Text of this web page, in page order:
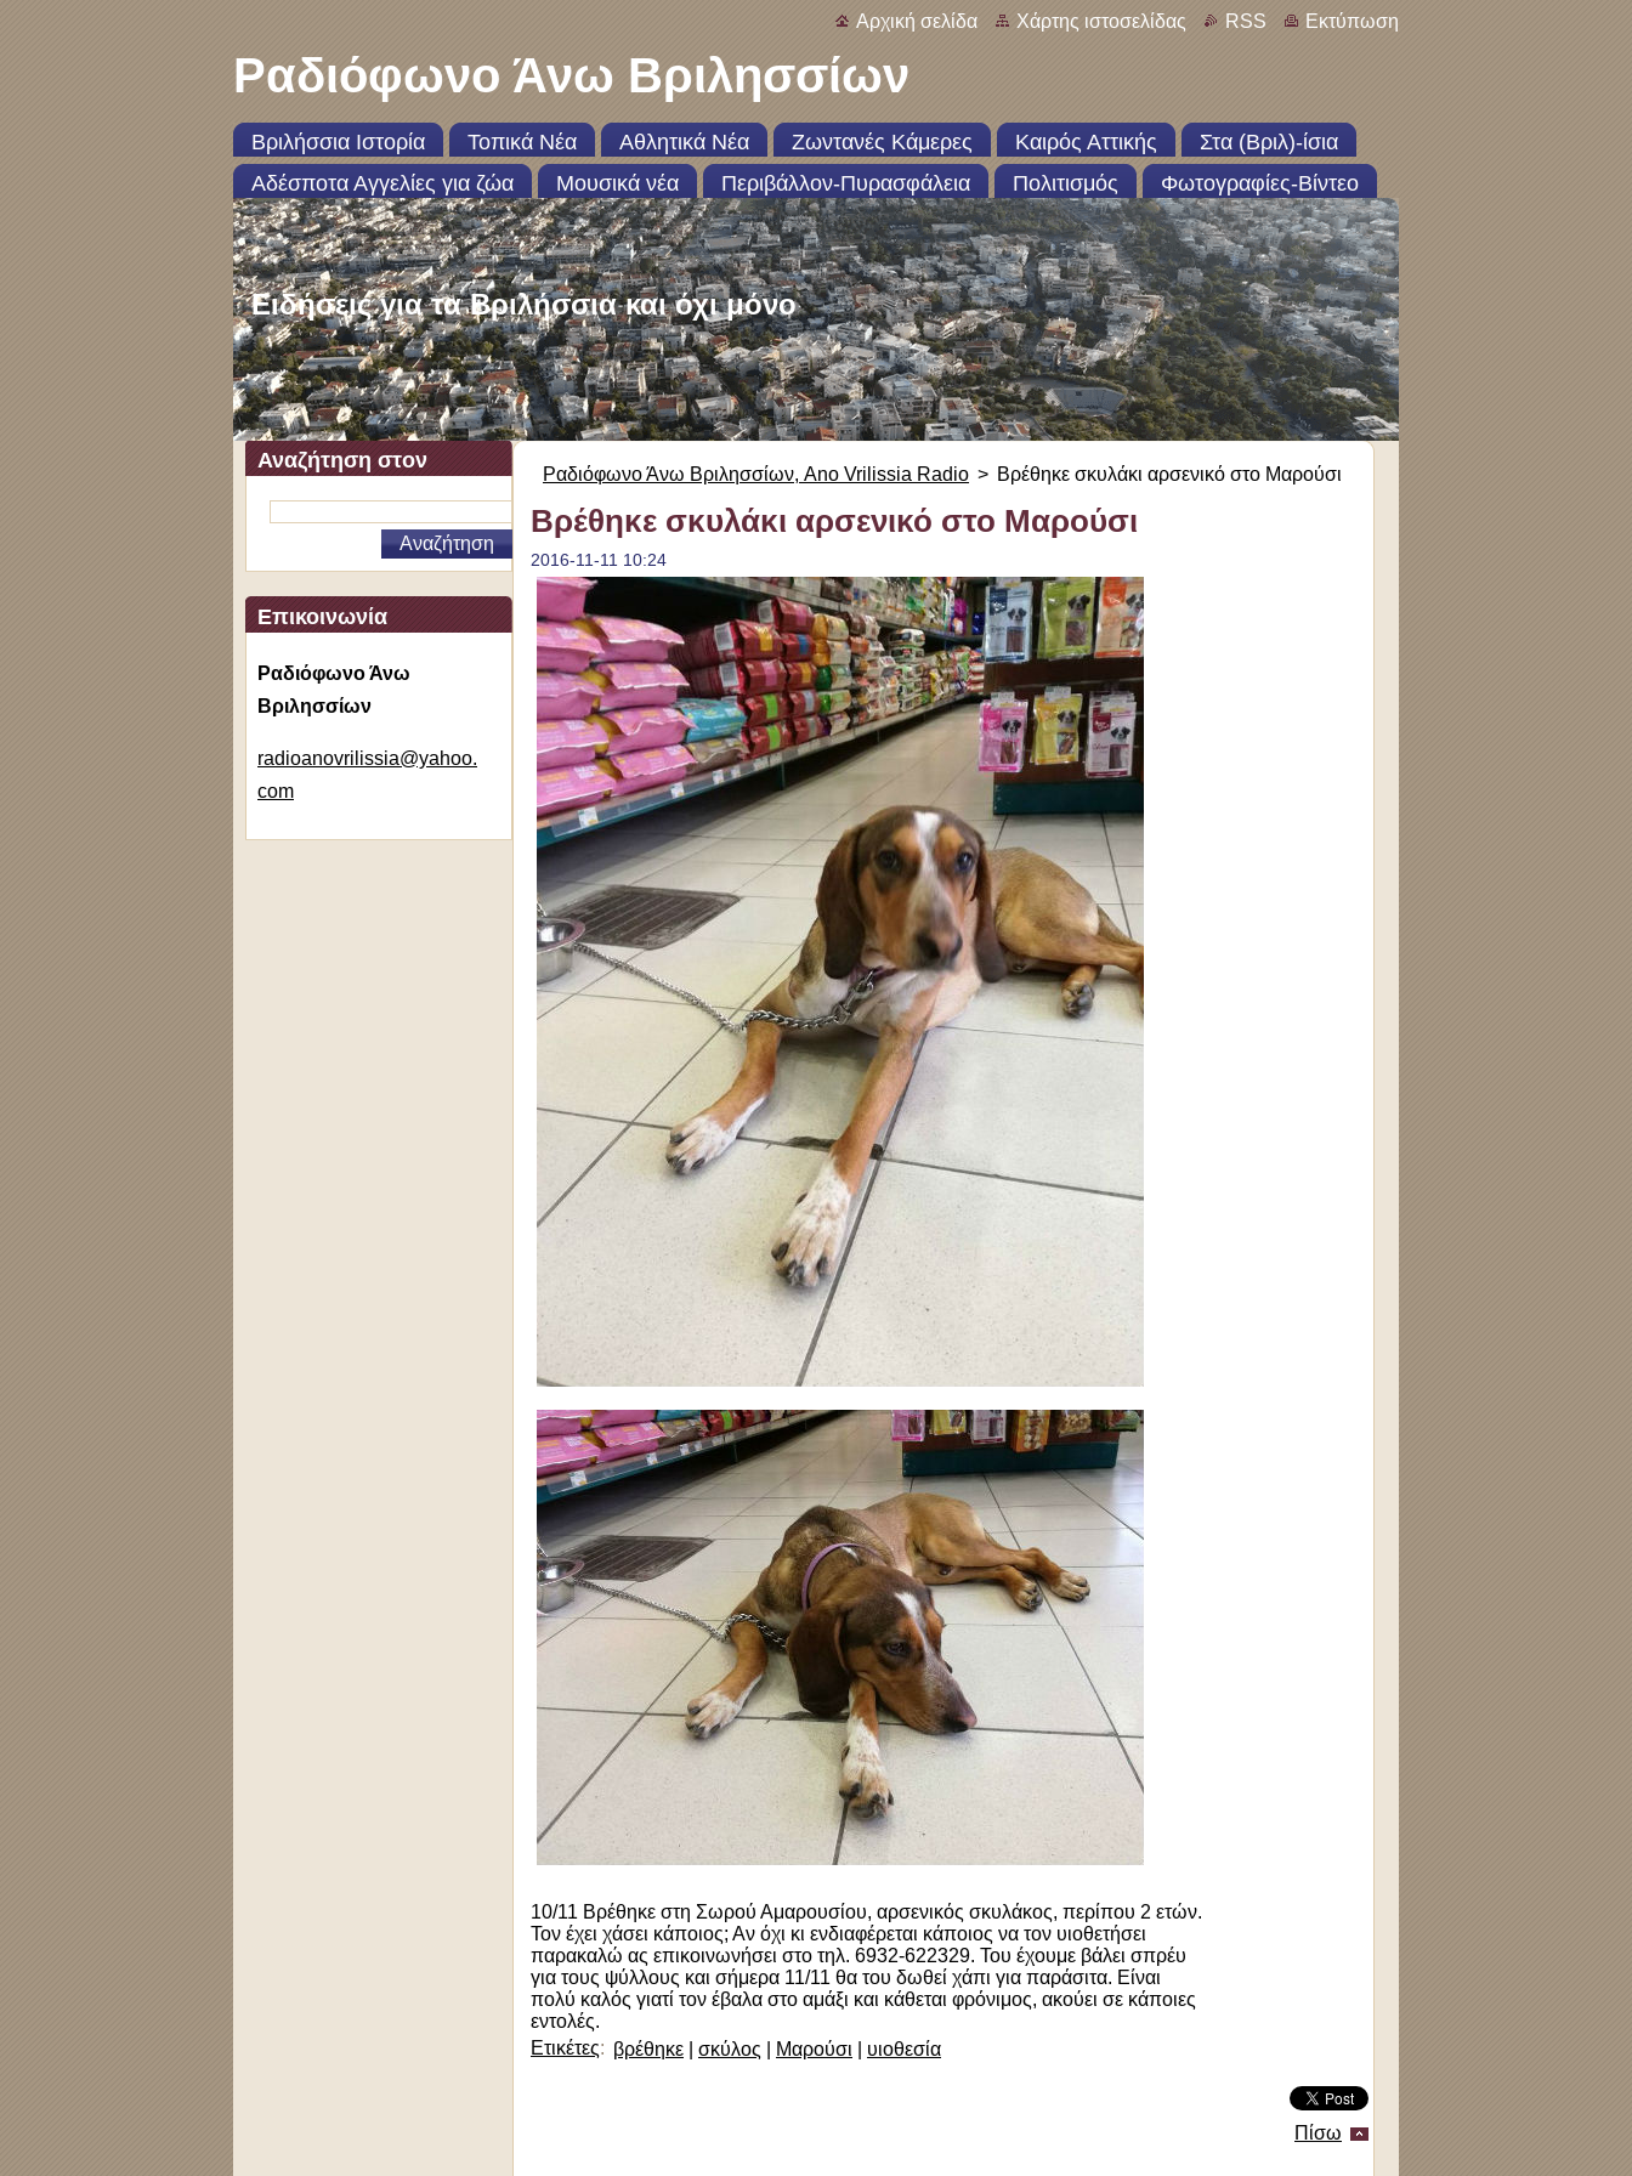
Αρχική σελίδα Χάρτης ιστοσελίδας RSS Εκτύπωση
Ραδιόφωνο Άνω Βριλησσίων
Βριλήσσια Ιστορία Τοπικά Νέα Αθλητικά Νέα Ζωντανές Κάμερες Καιρός Αττικής
Στα (Βριλ)-ίσια
Αδέσποτα Αγγελίες για ζώα
Μουσικά νέα Περιβάλλον-Πυρασφάλεια Πολιτισμός Φωτογραφίες-Βίντεο
Ειδήσεις για τα Βριλήσσια και όχι μόνο
Αναζήτηση στον
ιστότοπο
Επικοινωνία
Ραδιόφωνο Άνω
Βριλησσίων
radioanovrilissia@yahoo.
com
Ραδιόφωνο Άνω Βριλησσίων, Ano Vrilissia Radio > Βρέθηκε σκυλάκι αρσενικό στο Μαρούσι
Βρέθηκε σκυλάκι αρσενικό στο Μαρούσι
2016-11-11 10:24
10/11 Βρέθηκε στη Σωρού Αμαρουσίου, αρσενικός σκυλάκος, περίπου 2 ετών.
Τον έχει χάσει κάποιος; Αν όχι κι ενδιαφέρεται κάποιος να τον υιοθετήσει
παρακαλώ ας επικοινωνήσει στο τηλ. 6932-622329. Του έχουμε βάλει σπρέυ
για τους ψύλλους και σήμερα 11/11 θα του δωθεί χάπι για παράσιτα. Είναι
πολύ καλός γιατί τον έβαλα στο αμάξι και κάθεται φρόνιμος, ακούει σε κάποιες
εντολές.
Ετικέτες: βρέθηκε σκύλος Μαρούσι υιοθεσία
Πίσω